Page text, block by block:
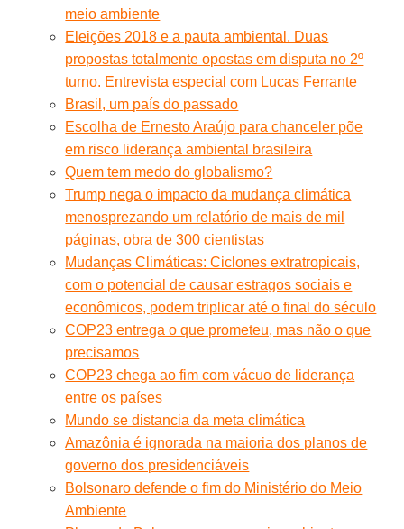
meio ambiente
Eleições 2018 e a pauta ambiental. Duas
propostas totalmente opostas em disputa no 2º
turno. Entrevista especial com Lucas Ferrante
Brasil, um país do passado
Escolha de Ernesto Araújo para chanceler põe
em risco liderança ambiental brasileira
Quem tem medo do globalismo?
Trump nega o impacto da mudança climática
menosprezando um relatório de mais de mil
páginas, obra de 300 cientistas
Mudanças Climáticas: Ciclones extratropicais,
com o potencial de causar estragos sociais e
econômicos, podem triplicar até o final do século
COP23 entrega o que prometeu, mas não o que
precisamos
COP23 chega ao fim com vácuo de liderança
entre os países
Mundo se distancia da meta climática
Amazônia é ignorada na maioria dos planos de
governo dos presidenciáveis
Bolsonaro defende o fim do Ministério do Meio
Ambiente